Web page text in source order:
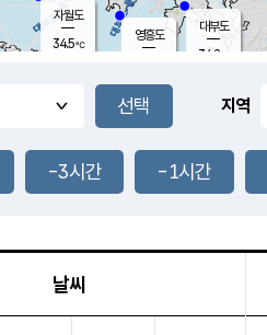
풍도
1.6m/s
영흥도
자월도
34.5℃
대부도
34.2
지역
-3시간 -1시간
날씨